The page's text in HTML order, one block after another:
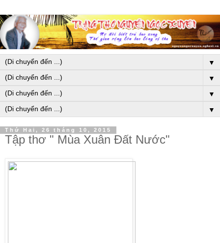
▼
▼
▼
▼
Thứ Hai, 26 tháng 10, 2015
Tập thơ " Mùa Xuân Đất Nước"